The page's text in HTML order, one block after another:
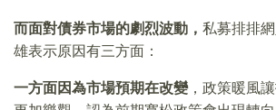
而面對債券市場的劇烈波動， 私募排排
雄表示原因有三方面：
一方面因為市場預期在改變，政策暖風